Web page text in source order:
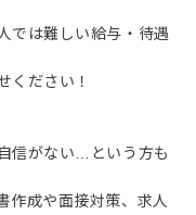
では難しい給与・待遇
ください！
信がない…という方も
作成や面接対策、求人